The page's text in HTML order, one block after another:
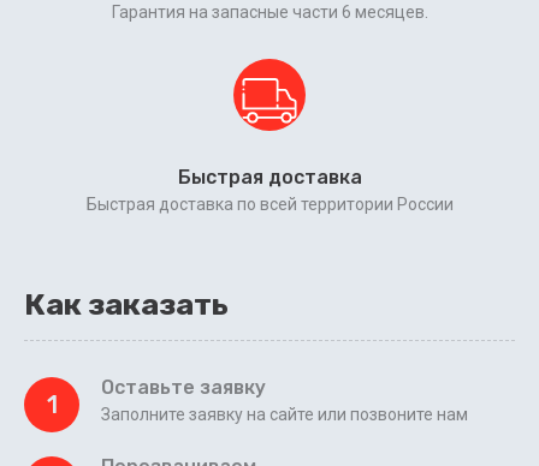
Гарантия на запасные части 6 месяцев.
Быстрая доставка
Быстрая доставка по всей территории России
Как заказать
1
Оставьте заявку
Заполните заявку на сайте или позвоните нам